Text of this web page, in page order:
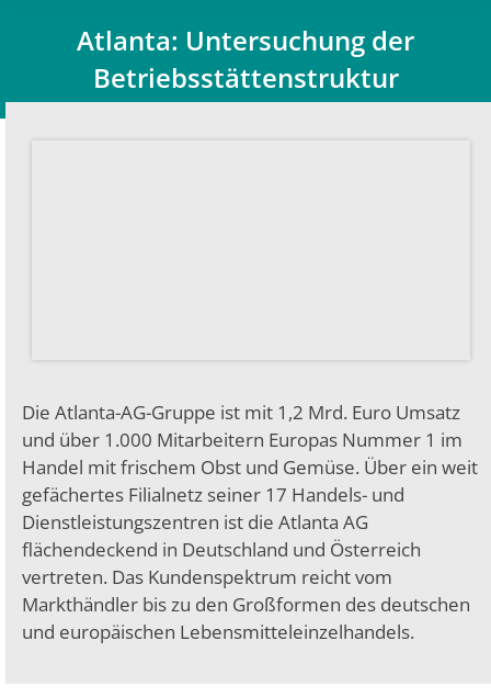
Atlanta: Untersuchung der
Betriebsstättenstruktur
Du bist hier:
Die Atlanta-AG-Gruppe ist mit 1,2 Mrd. Euro Umsatz
und über 1.000 Mitarbeitern Europas Nummer 1 im
Handel mit frischem Obst und Gemüse. Über ein weit
gefächertes Filialnetz seiner 17 Handels- und
Dienstleistungszentren ist die Atlanta AG
flächendeckend in Deutschland und Österreich
vertreten. Das Kundenspektrum reicht vom
Markthändler bis zu den Großformen des deutschen
und europäischen Lebensmitteleinzelhandels.